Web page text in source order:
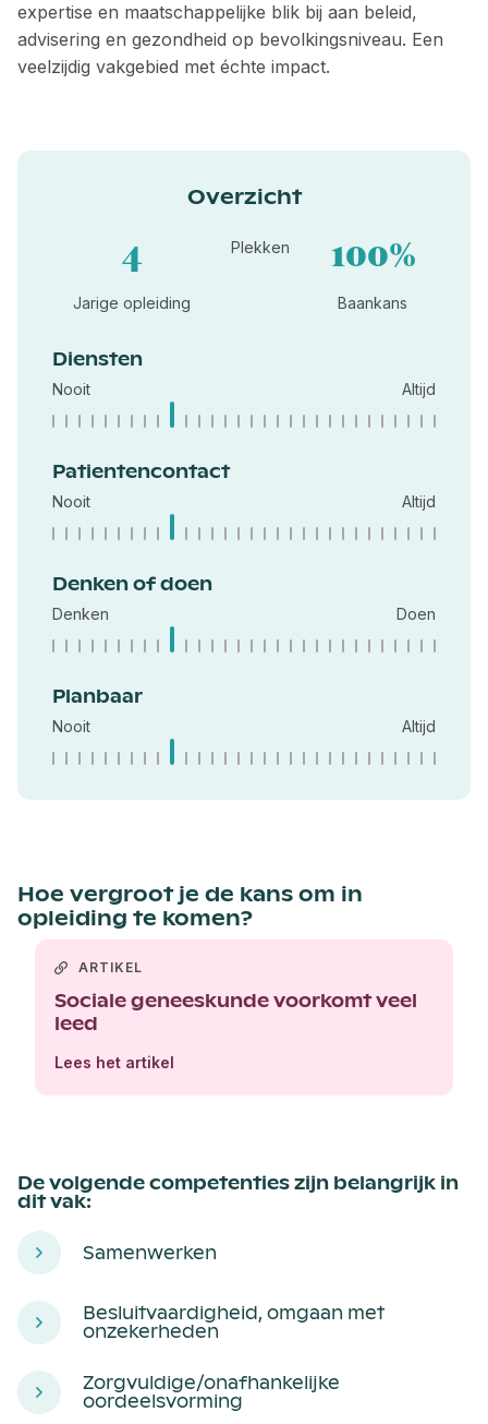
expertise en maatschappelijke blik bij aan beleid,
advisering en gezondheid op bevolkingsniveau. Een
veelzijdig vakgebied met échte impact.
Overzicht
4
Jarige opleiding
Plekken 100%
Baankans
Diensten
Nooit Altijd
Patientencontact
Nooit Altijd
Denken of doen
Denken Doen
Planbaar
Nooit Altijd
Hoe vergroot je de kans om in
opleiding te komen?
ARTIKEL
Sociale geneeskunde voorkomt veel
leed
Lees het artikel
De volgende competenties zijn belangrijk in
dit vak:
Samenwerken
Besluitvaardigheid, omgaan met
onzekerheden
Zorgvuldige/onafhankelijke
oordeelsvorming